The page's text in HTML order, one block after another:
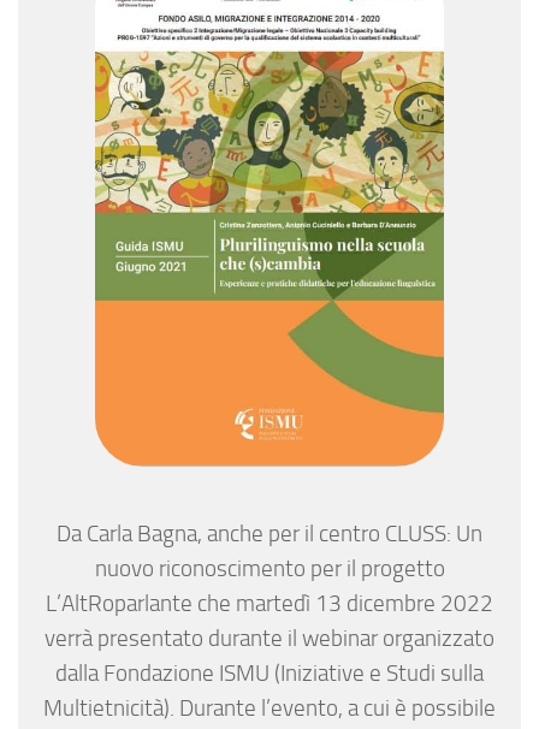
Da Carla Bagna, anche per il centro CLUSS: Un
nuovo riconoscimento per il progetto
L’AltRoparlante che martedì 13 dicembre 2022
verrà presentato durante il webinar organizzato
dalla Fondazione ISMU (Iniziative e Studi sulla
Multietnicità). Durante l’evento, a cui è possibile